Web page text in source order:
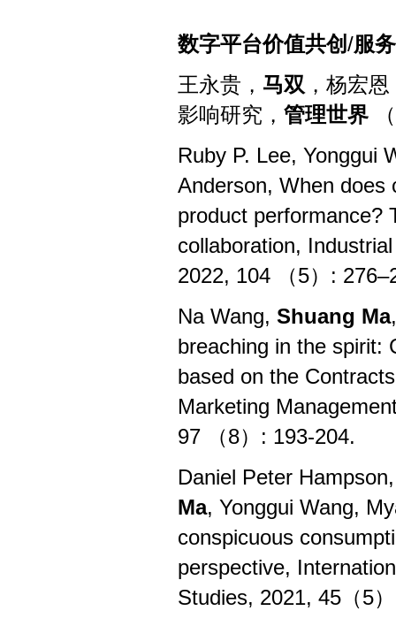
数字平台价值共创/服
王永贵， 马双 ，杨宏
影响研究， 管理世界
（
Ruby P. Lee, Yonggui
Anderson, When does
product performance?
collaboration,
2022, 104 （5）: 276–
Na Wang, Shuang Ma
breaching in the spirit:
based on the
Marketing
97 （8）: 193-204.
Daniel Peter
Ma, Yonggui Wang,
conspicuous
perspective,
Studies, 2021, 45（5